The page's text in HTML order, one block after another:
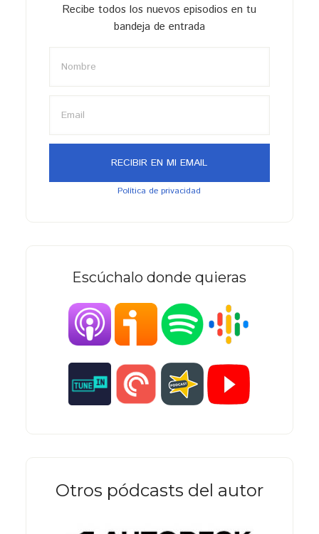
Recibe todos los nuevos episodios en tu
bandeja de entrada
Política de privacidad
Escúchalo donde quieras
Otros pódcasts del autor